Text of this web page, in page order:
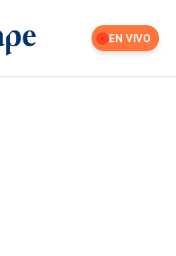
EN VIVO